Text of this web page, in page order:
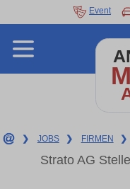
Event
❯ JOBS ❯ FIRMEN ❯
Strato AG